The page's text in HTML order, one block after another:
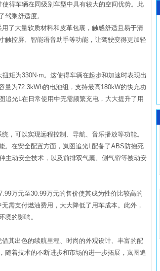
得车辆在同级别车型中具有较大的空间优势。此
乘舒适度。
了大量软质材料和皮革包裹，触感舒适且易于清
触控屏、智能语音助手等功能，让驾驶变得更加轻
矩为330N·m。这使得车辆在起步和加速时表现出
为72.3kWh的电池组，支持最高180kW的快充功
追光L在日常使用中无需频繁充电，大大提升了用
，可以实现远程控制、导航、音乐播放等功能。
。在安全配置方面，岚图追光L配备了ABS防抱死
主动安全技术，以及前排双气囊、侧气帘等被动安
万元至30.99万元的售价使其成为性价比较高的
需支付燃油费用，大大降低了用车成本。此外，
境的影响。
其出色的续航里程、时尚的外观设计、丰富的配
着技术的不断进步和市场的进一步拓展，岚图追